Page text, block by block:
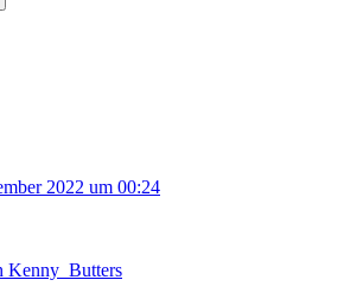
2022 um 00:24
Kenny_Butters